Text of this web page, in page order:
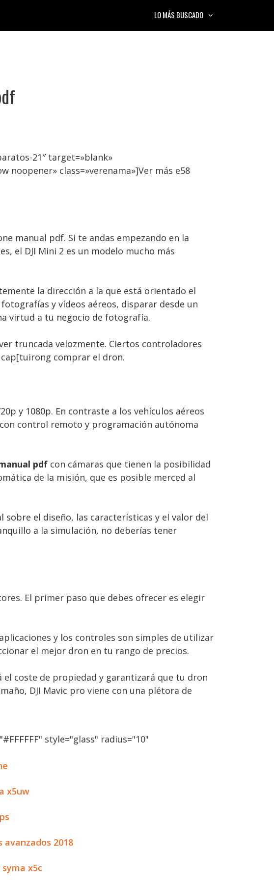
LO MÁS BUSCADO
21″ target=»blank»
noopener» class=»verenama»]Ver más e58
manual pdf. Si te andas empezando en la
el DJI Mini 2 es un modelo mucho más
la dirección a la que está orientado el
y vídeos aéreos, disparar desde un
virtud a tu negocio de fotografía.
truncada velozmente. Ciertos controladores
comprar el dron.
y 1080p. En contraste a los vehículos aéreos
control remoto y programación autónoma
pdf con cámaras que tienen la posibilidad
de la misión, que es posible merced al
el diseño, las características y el valor del
a la simulación, no deberías tener
El primer paso que debes ofrecer es elegir
y los controles son simples de utilizar
el mejor dron en tu rango de precios.
coste de propiedad y garantizará que tu dron
DJI Mavic pro viene con una plétora de
style="glass" radius="10"
x5uw
avanzados 2018
x5c